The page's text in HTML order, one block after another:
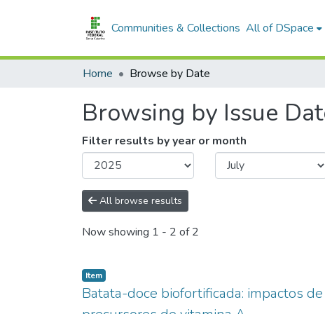
Communities & Collections All of DSpace
Home Browse by Date
Browsing by Issue
Filter results by year or month
All browse results
Now showing 1 - 2 of 2
Item type:
Item,
Batata-doce biofortificada: impactos